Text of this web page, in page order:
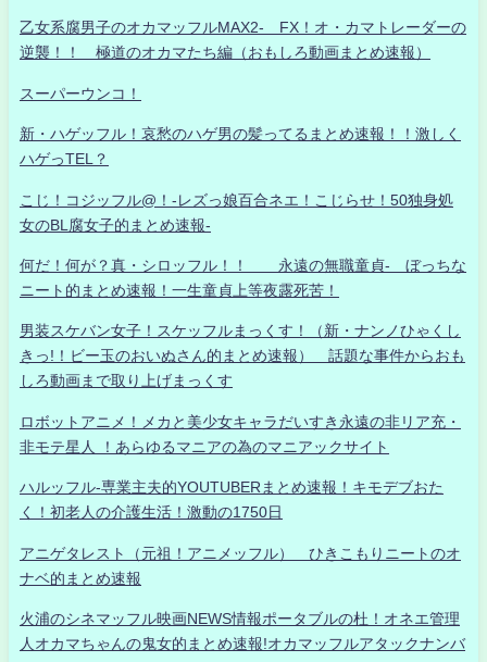
乙女系腐男子のオカマッフルMAX2- FX！オ・カマトレーダーの
逆襲！！ 極道のオカマたち編（おもしろ動画まとめ速報）
スーパーウンコ！
新・ハゲッフル！哀愁のハゲ男の髪ってるまとめ速報！！激しく
ハゲっTEL？
こじ！コジッフル@！-レズっ娘百合ネエ！こじらせ！50独身処
女のBL腐女子的まとめ速報-
何だ！何が？真・シロッフル！！ 永遠の無職童貞- ぼっちな
ニート的まとめ速報！一生童貞上等夜露死苦！
男装スケバン女子！スケッフルまっくす！（新・ナンノひゃくし
きっ!！ビー玉のおいぬさん的まとめ速報） 話題な事件からおも
しろ動画まで取り上げまっくす
ロボットアニメ！メカと美少女キャラだいすき永遠の非リア充・
非モテ星人 ！あらゆるマニアの為のマニアックサイト
ハルッフル-専業主夫的YOUTUBERまとめ速報！キモデブおた
く！初老人の介護生活！激動の1750日
アニゲタレスト（元祖！アニメッフル） ひきこもりニートのオ
ナベ的まとめ速報
火浦のシネマッフル映画NEWS情報ポータブルの杜！オネエ管理
人オカマちゃんの鬼女的まとめ速報!オカマッフルアタックナンバ